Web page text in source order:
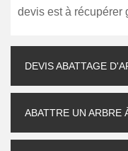
devis est à récupérer
DEVIS ABATTAGE
ABATTRE UN ARBRE